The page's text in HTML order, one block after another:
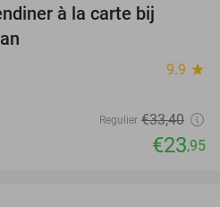
à la carte bij
9.9 star
Regulier €33,40
€23,95